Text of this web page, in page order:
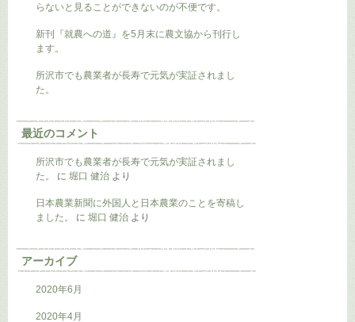
らないと見ることができないのが不便です。
新刊『就農への道』を5月末に農文協から刊行し
ます。
所沢市でも農業者が長寿で元気が実証されまし
た。
最近のコメント
所沢市でも農業者が長寿で元気が実証されまし
た。
に 堀口 健治 より
日本農業新聞に外国人と日本農業のことを寄稿し
ました。
に 堀口 健治 より
アーカイブ
2020年6月
2020年4月